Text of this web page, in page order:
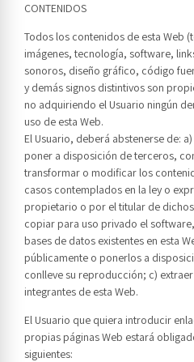
CONTENIDOS
Todos los contenidos de esta Web
imágenes, tecnología, software,
sonoros, diseño gráfico, código
y demás signos distintivos son
no adquiriendo el Usuario ningún
uso de esta Web.
El Usuario, deberá abstenerse de:
poner a disposición de terceros,
transformar o modificar los
casos contemplados en la ley o
propietario o por el titular de
copiar para uso privado el
bases de datos existentes en esta
públicamente o ponerlos a
conlleve su reproducción; c)
integrantes de esta Web.
El Usuario que quiera introducir
propias páginas Web estará
siguientes: